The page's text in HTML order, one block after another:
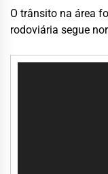
O trânsito na área
rodoviária segue